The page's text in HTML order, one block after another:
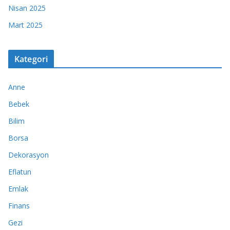
Nisan 2025
Mart 2025
Kategori
Anne
Bebek
Bilim
Borsa
Dekorasyon
Eflatun
Emlak
Finans
Gezi